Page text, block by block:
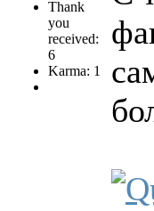
Thank
you
received:
6
Karma: 1